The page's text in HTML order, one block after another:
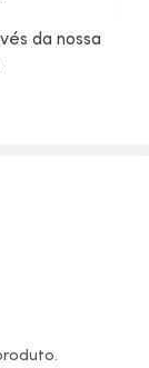
da nossa